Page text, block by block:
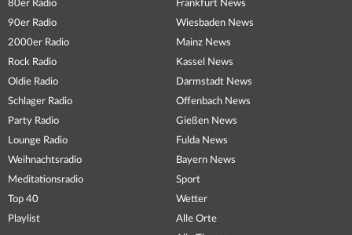
80er Radio
90er Radio
2000er Radio
Rock Radio
Oldie Radio
Schlager Radio
Party Radio
Lounge Radio
Weihnachtsradio
Meditationsradio
Top 40
Playlist
Frankfurt News
Wiesbaden News
Mainz News
Kassel News
Darmstadt News
Offenbach News
Gießen News
Fulda News
Bayern News
Sport
Wetter
Alle Orte